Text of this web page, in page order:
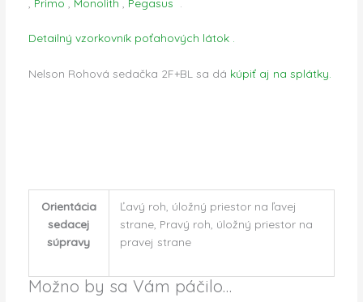
Detailný vzorkovník poťahových látok .
Nelson Rohová sedačka 2F+BL sa dá kúpiť aj na splátky.
Orientácia
sedacej
súpravy
Ľavý roh, úložný priestor na ľavej
strane, Pravý roh, úložný priestor na
pravej strane
Možno by sa Vám páčilo…